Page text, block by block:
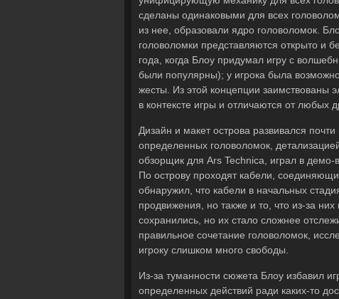
сделаны одинаковыми для всех
из нее, образовали ядро головоломок.
головоломки представляются открыто и
года, когда Блоу придумал игру с
были популярны); у игрока была
жесты. Из этой концепции заимствованы
в контексте игры и отличаются от любых
Дизайн и макет острова развивался
определенных головоломок,
обзорщик для Ars Technica, играл в демо-
По острову проходят кабели,
обнаружил, что кабели в начальных
продвижения, но также и то, что из-за
сохранились, но их стало сложнее
правильное сочетание головоломок,
игроку слишком много свободы.
Из-за туманности сюжета Блоу избавил
определенных действий ради каких-то